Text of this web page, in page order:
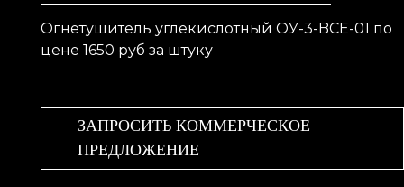
Огнетушитель углекислотный ОУ-3-BCE-01 по
цене 1650 руб за штуку
ЗАПРОСИТЬ КОММЕРЧЕСКОЕ
ПРЕДЛОЖЕНИЕ